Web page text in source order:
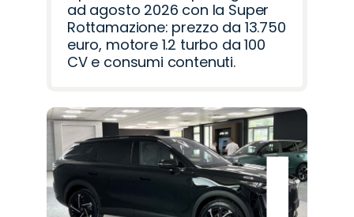
ad agosto 2026 con la Super
Rottamazione: prezzo da 13.750
euro, motore 1.2 turbo da 100
CV e consumi contenuti.